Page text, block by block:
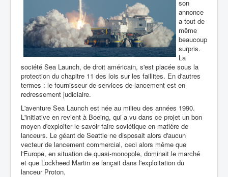
son
annonce
a tout de
même
beaucoup
surpris.
La
société Sea Launch, de droit américain, s'est placée sous la
protection du chapitre 11 des lois sur les faillites. En d'autres
termes : le fournisseur de services de lancement est en
redressement judiciaire.
L'aventure Sea Launch est née au milieu des années 1990.
L'initiative en revient à Boeing, qui a vu dans ce projet un bon
moyen d'exploiter le savoir faire soviétique en matière de
lanceurs. Le géant de Seattle ne disposait alors d'aucun
vecteur de lancement commercial, ceci alors même que
l'Europe, en situation de quasi-monopole, dominait le marché
et que Lockheed Martin se lançait dans l'exploitation du
lanceur Proton.